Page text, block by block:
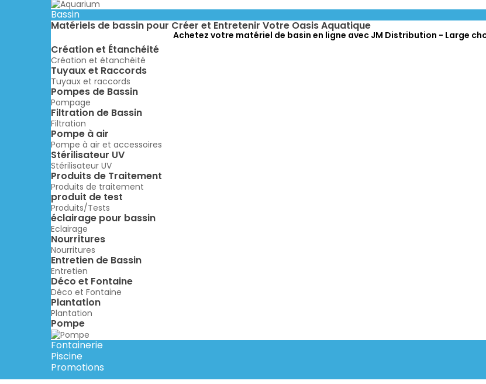
Bassin
Matériels de bassin pour Créer et Entretenir Votre Oasis Aquatique
Achetez votre matériel de basin en ligne avec JM Distribution - Large
Création et Étanchéité
Création et étanchéité
Tuyaux et Raccords
Tuyaux et raccords
Pompes de Bassin
Pompage
Filtration de Bassin
Filtration
Pompe à air
Pompe à air et accessoires
Stérilisateur UV
Stérilisateur UV
Produits de Traitement
Produits de traitement
produit de test
Produits/Tests
éclairage pour bassin
Eclairage
Nourritures
Nourritures
Entretien de Bassin
Entretien
Déco et Fontaine
Déco et Fontaine
Plantation
Plantation
Pompe
Fontainerie
Piscine
Promotions